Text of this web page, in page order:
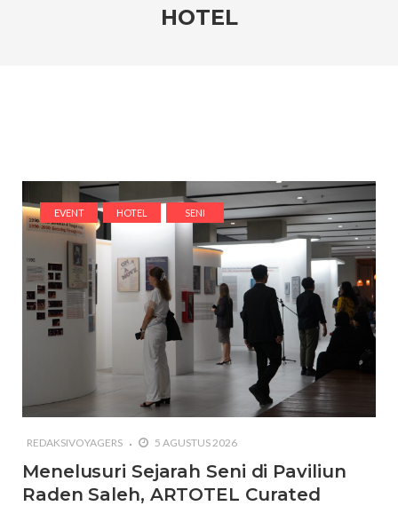
HOTEL
EVENT HOTEL SENI
REDAKSIVOYAGERS 5 AGUSTUS 2026
Menelusuri Sejarah Seni di Paviliun
Raden Saleh, ARTOTEL Curated